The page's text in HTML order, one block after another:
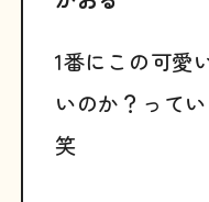
1番にこの可愛
いのか？って
笑